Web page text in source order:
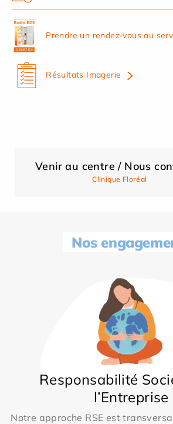
Prendre un rendez-vous au
Résultats Imagerie
Venir au centre / Nous
Clinique Floréal
Nos
Responsabilité
l’Entreprise
Notre approche RSE est